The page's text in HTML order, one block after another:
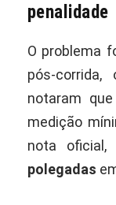
penalidade
O problema
pós-
notaram
medição
nota
polegadas